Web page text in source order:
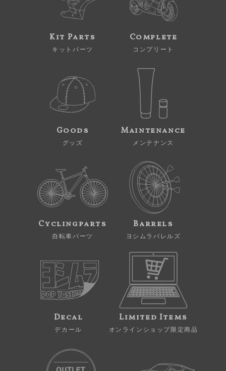
Kit Parts
キットパーツ
Complete
コンプリート
Goods
グッズ
Maintenance
メンテナンス
Cyclingparts
自転車パーツ
Barrels
ヨシムラバレルズ
Decal
デカール
Limited Items
オンラインショップ限定商品